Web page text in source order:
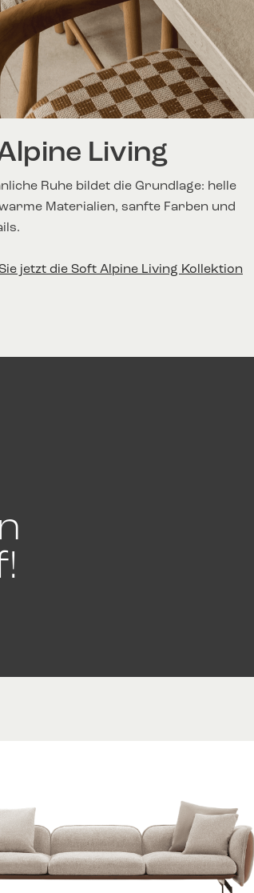
Living
Ruhe bildet die Grundlage: helle
Materialien, sanfte Farben und
jetzt die Soft Alpine Living Kollektion